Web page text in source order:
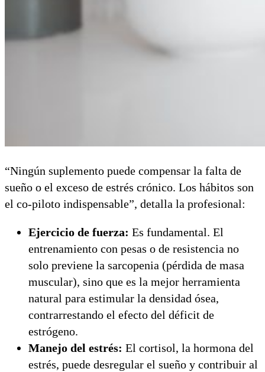
“Ningún suplemento puede compensar la falta de
sueño o el exceso de estrés crónico. Los hábitos son
el co-piloto indispensable”, detalla la profesional:
Ejercicio de fuerza: Es fundamental. El
entrenamiento con pesas o de resistencia no
solo previene la sarcopenia (pérdida de masa
muscular), sino que es la mejor herramienta
natural para estimular la densidad ósea,
contrarrestando el efecto del déficit de
estrógeno.
Manejo del estrés: El cortisol, la hormona del
estrés, puede desregular el sueño y contribuir al